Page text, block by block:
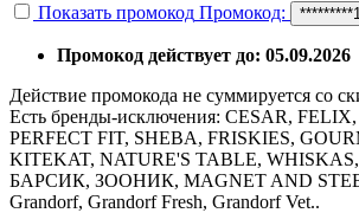
Показать промокод Промокод:
Промокод действует до: 05.09.2026
Действие промокода не суммируется со
Есть бренды-исключения: CESAR,
PERFECT FIT, SHEBA, FRISKIES,
KITEKAT, NATURE'S TABLE,
БАРСИК, ЗООНИК, MAGNET AND
Grandorf, Grandorf Fresh, Grandorf Vet..